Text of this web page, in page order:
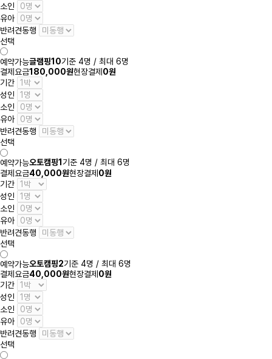
소인
유아
반려견동행
선택
예약가능글램핑10기준 4명 / 최대 6명
결제요금180,000원현장결제 0원
기간
성인
소인
유아
반려견동행
선택
예약가능오토캠핑1 기준 4명 / 최대 6명
결제요금40,000원현장결제 0원
기간
성인
소인
유아
반려견동행
선택
예약가능오토캠핑2기준 4명 / 최대 6명
결제요금40,000원현장결제 0원
기간
성인
소인
유아
반려견동행
선택